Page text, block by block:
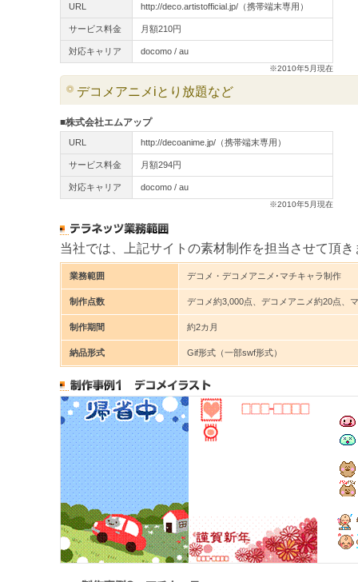
URL http://deco.artistofficial.jp/（携帯端末専用）
サービス料金 月額210円
対応キャリア docomo / au
※2010年5月現在
デコメアニメiとり放題など
■株式会社エムアップ
URL http://decoanime.jp/（携帯端末専用）
サービス料金 月額294円
対応キャリア docomo / au
※2010年5月現在
当社では、上記サイトの素材制作を担当させて頂き
業務範囲 デコメ・デコメアニメ･マチキャラ制作
制作点数 デコメ約3,000点、デコメアニメ約20点、
制作期間 約2カ月
納品形式 Gif形式（一部swf形式）